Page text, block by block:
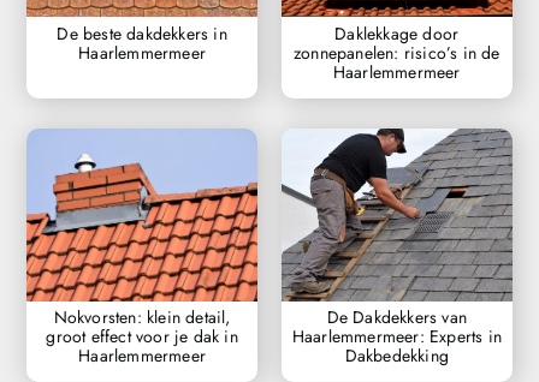
De beste dakdekkers in
Haarlemmermeer
Daklekkage door
zonnepanelen: risico’s in de
Haarlemmermeer
Nokvorsten: klein detail,
groot effect voor je dak in
Haarlemmermeer
De Dakdekkers van
Haarlemmermeer: Experts in
Dakbedekking